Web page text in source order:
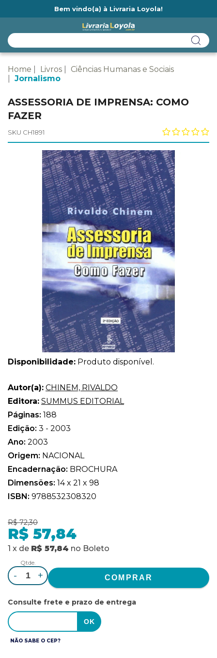
Bem vindo(a) à Livraria Loyola!
Home Livros
Ciências Humanas e Sociais
Jornalismo
ASSESSORIA DE IMPRENSA: COMO
FAZER
SKU CH1891
Disponibilidade: Produto disponível.
Autor(a): CHINEM, RIVALDO
Editora: SUMMUS EDITORIAL
Páginas: 188
Edição: 3 - 2003
Ano: 2003
Origem: NACIONAL
Encadernação: BROCHURA
Dimensões: 14 x 21 x 98
ISBN: 9788532308320
R$ 72,30
R$ 57,84
1 x de R$ 57,84 no Boleto
Qtde.
- +
Consulte frete e prazo de entrega
NÃO SABE O CEP?